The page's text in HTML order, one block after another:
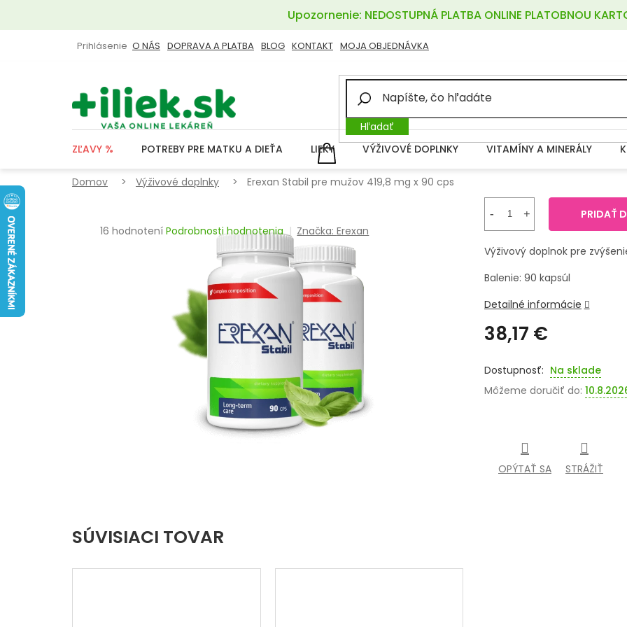
obsah
Upozornenie: NEDOSTUPNÁ PLATBA ONLINE PLATOBNOU
O NÁS DOPRAVA A PLATBA BLOG KONTAKT MOJA OBJEDNÁVKA
Prihlásenie
Hľadať
NÁKUPNÝ
KOŠÍK
ZĽAVY % POTREBY PRE MATKU A DIEŤA LIEKY VÝŽIVOVÉ DOPLNKY VITAMÍNY A MINERÁLY
Domov Výživové doplnky Erexan Stabil pre mužov 419,8 mg x 90 cps
Priemerné
16 hodnotení Podrobnosti hodnotenia Značka:Erexan
38,17 €
cena:
Na sklade
Môžeme doručiť do:
PRIDAŤ
Výživový doplnok pre
Balenie: 90 kapsúl
Detailné informácie
OPÝTAŤ SA STRÁŽIŤ
SÚVISIACI TOVAR